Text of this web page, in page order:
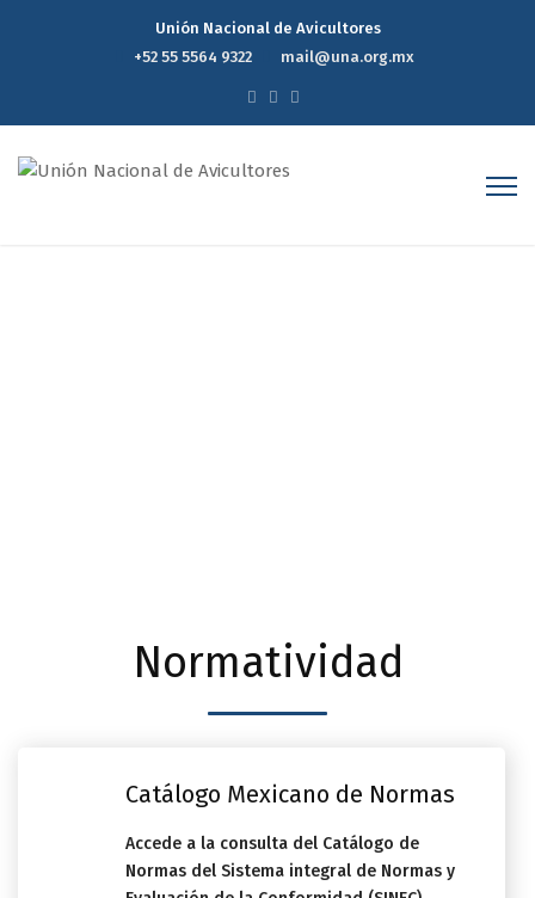
Unión Nacional de Avicultores
+52 55 5564 9322
mail@una.org.mx
Normatividad
Catálogo Mexicano de Normas
Accede a la consulta del Catálogo de
Normas del Sistema integral de Normas y